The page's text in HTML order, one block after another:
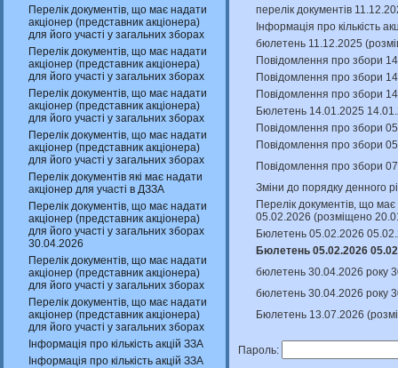
Перелік документів, що має надати
акціонер (представник акціонера)
для його участі у загальних зборах
Перелік документів, що має надати
акціонер (представник акціонера)
для його участі у загальних зборах
Перелік документів, що має надати
акціонер (представник акціонера)
для його участі у загальних зборах
Перелік документів, що має надати
акціонер (представник акціонера)
для його участі у загальних зборах
Перелік документів які має надати
акціонер для участі в ДЗЗА
Перелік документів, що має надати
акціонер (представник акціонера)
для його участі у загальних зборах
30.04.2026
Перелік документів, що має надати
акціонер (представник акціонера)
для його участі у загальних зборах
Перелік документів, що має надати
акціонер (представник акціонера)
для його участі у загальних зборах
Інформація про кількість акцій ЗЗА
Інформація про кількість акцій ЗЗА
перелік документів
Інформація про кількість
бюлетень 11.12.2025
Повідомлення про збори
Повідомлення про збори
Повідомлення про збори
Бюлетень 14.01.2025
Повідомлення про збори
Повідомлення про збори
Повідомлення про збори
Зміни до порядку денного
Перелік документів, що
05.02.2026 (розміщено
Бюлетень 05.02.2026
Бюлетень 05.02.2026
бюлетень 30.04.2026 року
бюлетень 30.04.2026 року
Бюлетень 13.07.2026
Пароль: